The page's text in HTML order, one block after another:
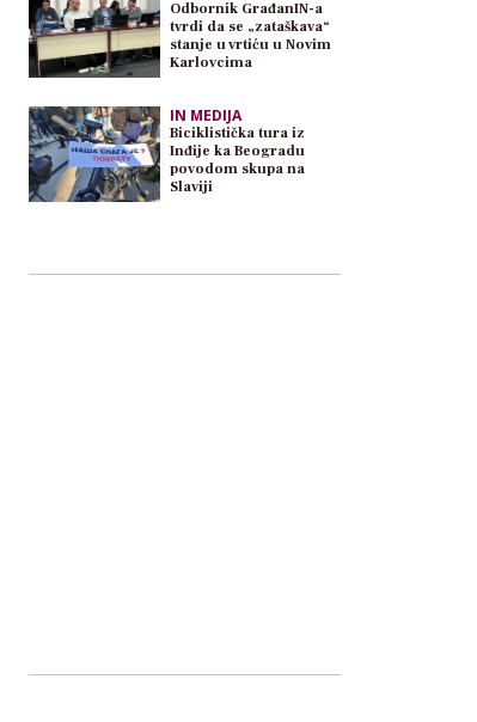
Odbornik GrađanIN-a
tvrdi da se „zataškava“
stanje u vrtiću u Novim
Karlovcima
IN MEDIJA
Biciklistička tura iz
Inđije ka Beogradu
povodom skupa na
Slaviji